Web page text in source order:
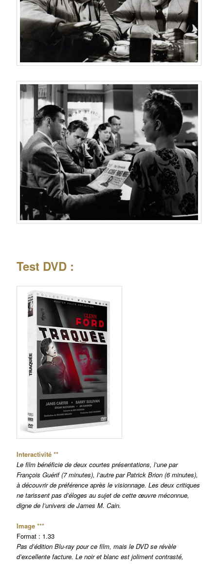
Test DVD :
Interactivité **
Le film bénéficie de deux courtes présentations, l’une par
François Guérif (7 minutes), l’autre par Patrick Brion (6 minutes),
à découvrir de préférence après le visionnage. Les deux critiques
ne tarissent pas d’éloges au sujet de cette œuvre méconnue,
digne de l’univers de James M. Cain.
Image ***
Format : 1.33
Pas d’édition Blu-ray pour ce film, mais le DVD se révèle
d’excellente facture. Le noir et blanc est joliment contrasté,